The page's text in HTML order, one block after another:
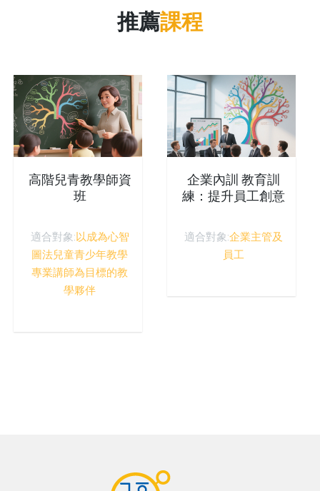
推薦課程
高階兒青教學師資
班
適合對象:以成為心智
圖法兒童青少年教學
專業講師為目標的教
學夥伴
企業內訓 教育訓
練：提升員工創意
力
適合對象:企業主管及
員工